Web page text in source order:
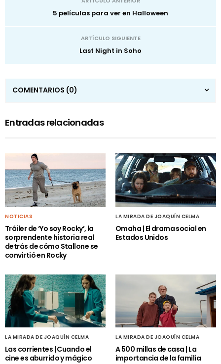
5 películas para ver en Halloween
ARTÍCULO SIGUIENTE
Last Night in Soho
COMENTARIOS (0)
Entradas relacionadas
NOTICIAS
Tráiler de ‘Yo soy Rocky’, la
sorprendente historia real
detrás de cómo Stallone se
convirtió en Rocky
LA MIRADA DE JOAQUÍN CELMA
Omaha | El drama social en
Estados Unidos
LA MIRADA DE JOAQUÍN CELMA
Las corrientes | Cuando el
cine es aburrido y mágico
LA MIRADA DE JOAQUÍN CELMA
A 500 millas de casa | La
importancia de la familia